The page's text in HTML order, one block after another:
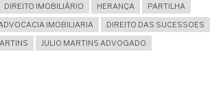
DIREITO IMOBILIÁRIO HERANÇA
PARTILHA
IMOBILIARIA
DIREITO DAS SUCESSOES
JULIO MARTINS ADVOGADO